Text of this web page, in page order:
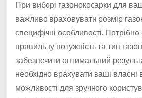
При виборі газонокосарки для
важливо враховувати розмір
специфічні особливості.
правильну потужність та тип
забезпечити оптимальний
необхідно врахувати ваші власні
можливості для зручного